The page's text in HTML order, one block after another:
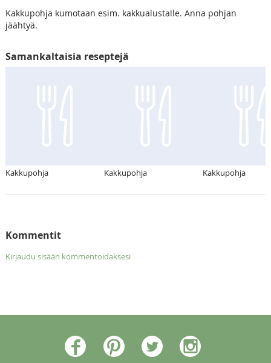
Kakkupohja kumotaan esim. kakkualustalle. Anna pohjan
jäähtyä.
Samankaltaisia reseptejä
Kakkupohja Kakkupohja Kakkupohja
Kommentit
Kirjaudu sisään kommentoidaksesi